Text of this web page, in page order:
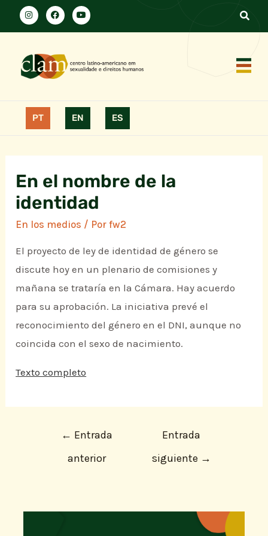
PT EN ES
En el nombre de la
identidad
En los medios / Porfw2
El proyecto de ley de identidad de género se
discute hoy en un plenario de comisiones y
mañana se trataría en la Cámara. Hay acuerdo
para su aprobación. La iniciativa prevé el
reconocimiento del género en el DNI, aunque no
coincida con el sexo de nacimiento.
Texto completo
← Entrada
anterior
Entrada
siguiente →